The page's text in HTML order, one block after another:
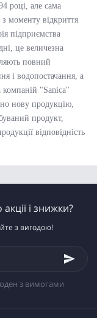
році, але сама
моменту відкриття
підприємства
це величезна
повний
і водопостачання, а
компаній "Sanica"
нову продукцію,
продукт,
відповідність
і знижки?
з вигодою!
з вимогами